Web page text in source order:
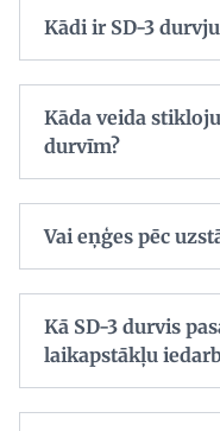
Kādi ir SD-3
Kāda veida
durvīm?
Vai eņģes pēc
Kā SD-3 durvis
laikapstākļu